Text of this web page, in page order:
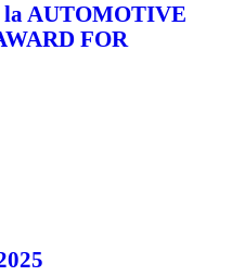
la AUTOMOTIVE
FOR